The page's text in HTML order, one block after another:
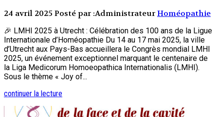
24 avril 2025 Posté par :AdministrateurHoméopathie
🎉 LMHI 2025 à Utrecht : Célébration des 100 ans de la Ligue
Internationale d’Homéopathie Du 14 au 17 mai 2025, la ville
d’Utrecht aux Pays-Bas accueillera le Congrès mondial LMHI
2025, un événement exceptionnel marquant le centenaire de
la Liga Medicorum Homoeopathica Internationalis (LMHI).
Sous le thème « Joy of...
continuer la lecture